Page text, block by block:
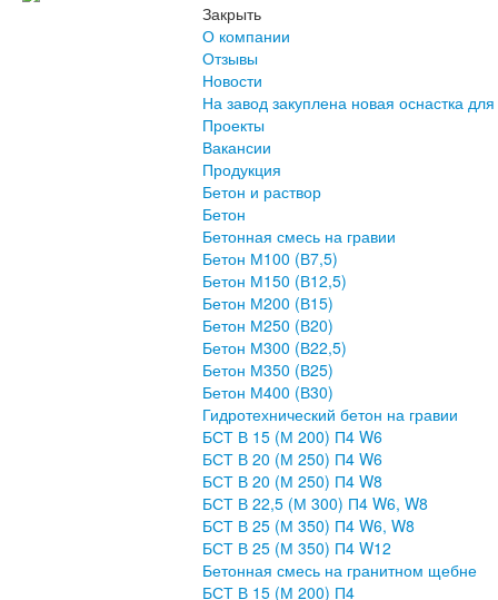
Закрыть
О компании
Отзывы
Новости
На завод закуплена новая оснастка
Проекты
Вакансии
Продукция
Бетон и раствор
Бетон
Бетонная смесь на гравии
Бетон М100 (В7,5)
Бетон М150 (В12,5)
Бетон М200 (В15)
Бетон М250 (В20)
Бетон М300 (В22,5)
Бетон М350 (В25)
Бетон М400 (В30)
Гидротехнический бетон на гравии
БСТ В 15 (М 200) П4 W6
БСТ В 20 (М 250) П4 W6
БСТ В 20 (М 250) П4 W8
БСТ В 22,5 (М 300) П4 W6, W8
БСТ В 25 (М 350) П4 W6, W8
БСТ В 25 (М 350) П4 W12
Бетонная смесь на гранитном щебне
БСТ В 15 (М 200) П4